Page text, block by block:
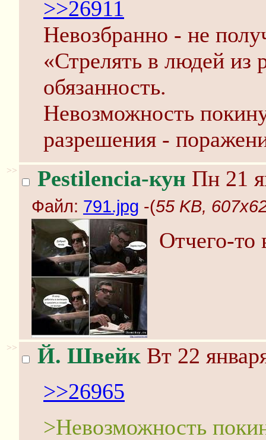
>>26911
Невозбранно - не
«Стрелять в людей из
обязанность.
Невозможность
разрешения -
>> Pestilencia-кун Пн 21
Файл: 791.jpg -(55 KB,
Отчего-то
>> Й. Швейк Вт 22
>>26965
>Невозможность